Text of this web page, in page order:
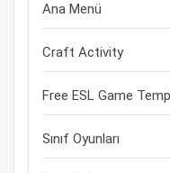
Ana Menü
Craft Activity
Free ESL Game
Sınıf Oyunları